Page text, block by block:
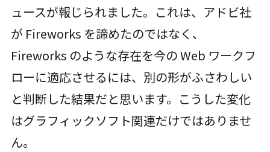
ュースが報じられました。これは、アドビ社
が Fireworks を諦めたのではなく、
Fireworks のような存在を今の Web ワークフ
ローに適応させるには、別の形がふさわしい
と判断した結果だと思います。こうした変化
はグラフィックソフト関連だけではありませ
ん。